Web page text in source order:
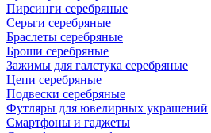
Пирсинги серебряные
Серьги серебряные
Браслеты серебряные
Броши серебряные
Зажимы для галстука серебряные
Цепи серебряные
Подвески серебряные
Футляры для ювелирных украшений
Смартфоны и гаджеты